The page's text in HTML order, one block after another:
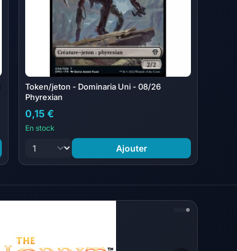
Token/jeton - Dominaria Uni - 08/26
Phyrexian
0,15 €
En stock
Ajouter